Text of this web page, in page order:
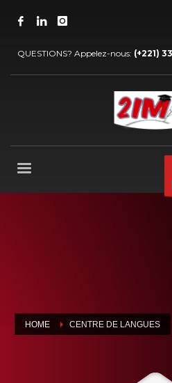
QUESTIONS? Appelez-nous: (+221)
HOME CENTRE DE LANGUES